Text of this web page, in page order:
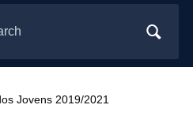
Jovens 2019/2021